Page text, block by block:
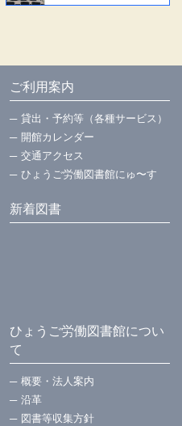
ご利用案内
貸出・予約等（各種サービス）
開館カレンダー
交通アクセス
ひょうご労働図書館にゅ〜す
新着図書
ひょうご労働図書館につい
て
概要・法⼈案内
沿革
図書等収集方針